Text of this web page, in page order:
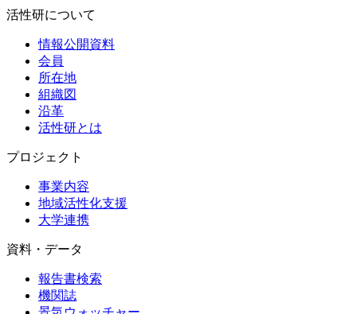
活性研について
情報公開資料
会員
所在地
組織図
沿革
活性研とは
プロジェクト
事業内容
地域活性化支援
大学連携
資料・データ
報告書検索
機関誌